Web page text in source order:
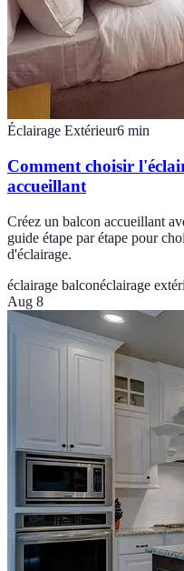
Éclairage Extérieur6 min
Comment choisir
accueillant
Créez un balcon accueillant
guide étape par étape pour
d'éclairage.
éclairage balconéclairage
Aug 8